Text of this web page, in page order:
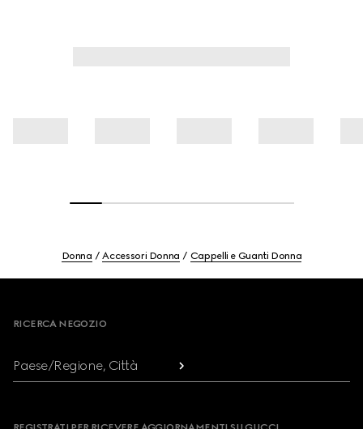
Donna Accessori Donna Cappelli e Guanti Donna
RICERCA NEGOZIO
Paese/Regione, Città